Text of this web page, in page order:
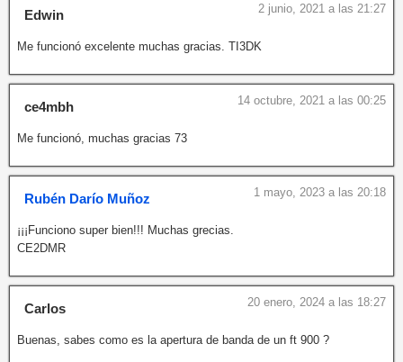
Edwin 2 junio, 2021 a las 21:27
Me funcionó excelente muchas gracias. TI3DK
ce4mbh 14 octubre, 2021 a las 00:25
Me funcionó, muchas gracias 73
Rubén Darío Muñoz 1 mayo, 2023 a las 20:18
¡¡¡Funciono super bien!!! Muchas grecias.
CE2DMR
Carlos 20 enero, 2024 a las 18:27
Buenas, sabes como es la apertura de banda de un ft 900 ?